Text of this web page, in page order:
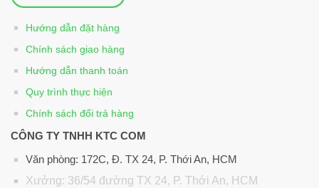
Hướng dẫn đặt hàng
Chính sách giao hàng
Hướng dẫn thanh toán
Quy trình thực hiện
Chính sách đổi trả hàng
CÔNG TY TNHH KTC COM
Văn phòng: 172C, Đ. TX 24, P. Thới An, HCM
Xưởng: 36/54 đường TX 24, P. Thới An, HCM